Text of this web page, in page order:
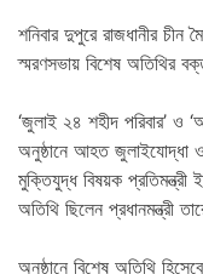
শনিবার দুপুরে রাজধানীর চীন
স্মরণসভায় বিশেষ অতিথির
‘জুলাই ২৪ শহীদ পরিবার’ ও
অনুষ্ঠানে আহত জুলাইযোদ্ধা
মুক্তিযুদ্ধ বিষয়ক প্রতিমন্ত্রী
অতিথি ছিলেন প্রধানমন্ত্রী
অনুষ্ঠানে বিশেষ অতিথি